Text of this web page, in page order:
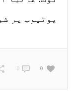
یوٹیوب پر
0
0